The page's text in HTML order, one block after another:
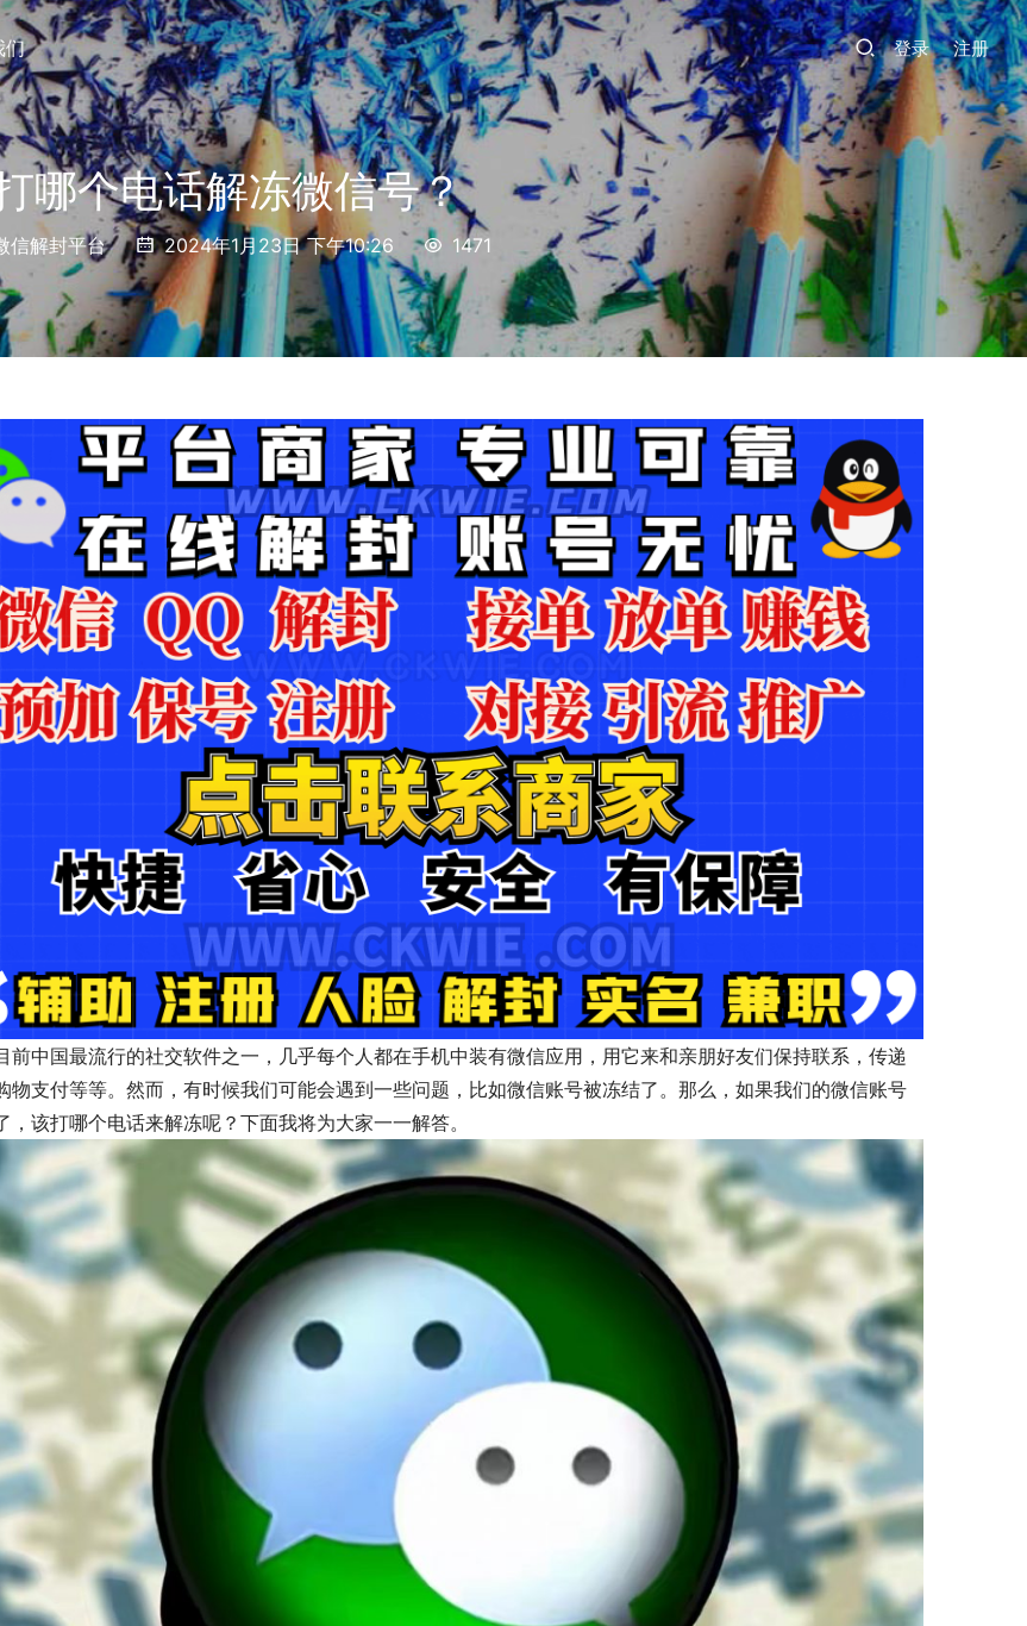
们 登录 注册
哪个电话解冻微信号？
信解封平台 2024年1月23日 下午10:26 1471
前中国最流行的社交软件之一，几乎每个人都在手机中装有微信应用，用它来和亲朋好友们保持联系，传递
物支付等等。然而，有时候我们可能会遇到一些问题，比如微信账号被冻结了。那么，如果我们的微信账号
，该打哪个电话来解冻呢？下面我将为大家一一解答。